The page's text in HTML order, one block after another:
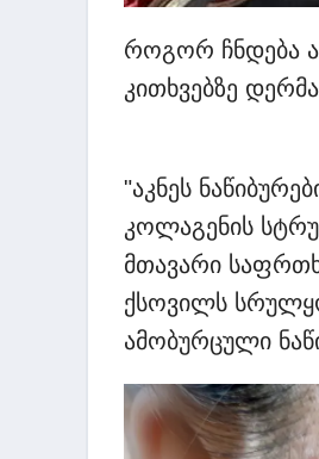
როგორ ჩნდება
კითხვებზე
"აკნეს
კოლაგენის
მთავარი
ქსოვილს
ამობურცული